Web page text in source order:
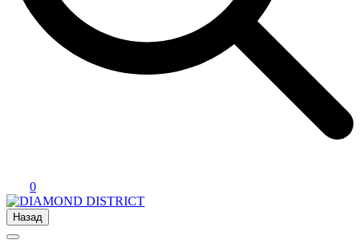
0
Назад